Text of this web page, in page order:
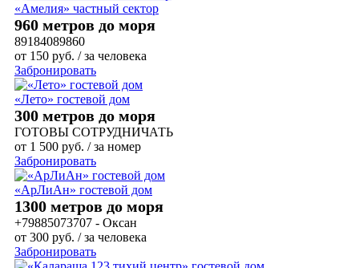
«Амелия» частный сектор
960 метров до моря
89184089860
от 150 руб. / за человека
Забронировать
«Лето» гостевой дом
300 метров до моря
ГОТОВЫ СОТРУДНИЧАТЬ
от 1 500 руб. / за номер
Забронировать
«АрЛиАн» гостевой дом
1300 метров до моря
+79885073707 - Оксан
от 300 руб. / за человека
Забронировать